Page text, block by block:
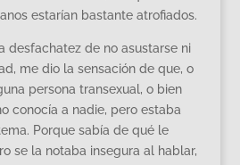
estarían bastante atrofiados.
desfachatez de no asustarse ni
me dio la sensación de que, o
persona transexual, o bien
conocía a nadie, pero estaba
Porque sabía de qué le
se la notaba insegura al hablar,